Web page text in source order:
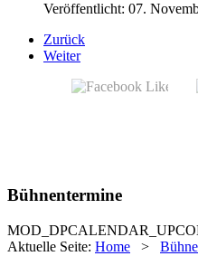
Veröffentlicht: 07.
Zurück
Weiter
Bühnentermine
Aktuelle Seite: Home > Bühne